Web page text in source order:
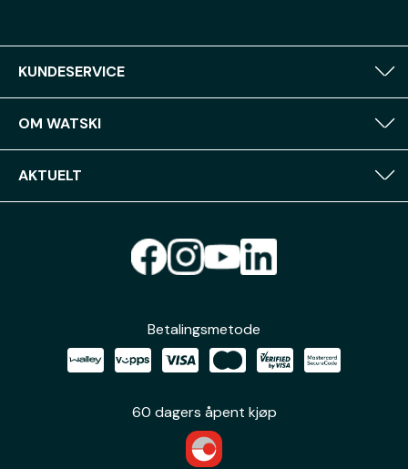
KUNDESERVICE
OM WATSKI
AKTUELT
Betalingsmetode
60 dagers åpent kjøp